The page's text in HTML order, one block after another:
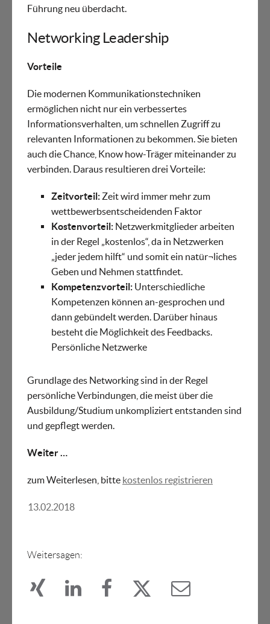
13.02.2018
Führung neu überdacht.
Networking Leadership
Vorteile
Die modernen Kommunikationstechniken
ermöglichen nicht nur ein verbessertes
Informationsverhalten, um schnellen Zugriff zu
relevanten Informationen zu bekommen. Sie bieten
auch die Chance, Know how-Träger miteinander zu
verbinden. Daraus resultieren drei Vorteile:
Zeitvorteil: Zeit wird immer mehr zum
wettbewerbsentscheidenden Faktor
Kostenvorteil: Netzwerkmitglieder arbeiten
in der Regel „kostenlos“, da in Netzwerken
„jeder jedem hilft“ und somit ein natür¬liches
Geben und Nehmen stattfindet.
Kompetenzvorteil: Unterschiedliche
Kompetenzen können an-gesprochen und
dann gebündelt werden. Darüber hinaus
besteht die Möglichkeit des Feedbacks.
Persönliche Netzwerke
Grundlage des Networking sind in der Regel
persönliche Verbindungen, die meist über die
Ausbildung/Studium unkompliziert entstanden sind
und gepflegt werden.
Weiter …
zum Weiterlesen, bitte kostenlos registrieren
Weitersagen: